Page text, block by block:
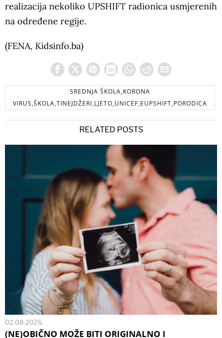
realizacija nekoliko UPSHIFT radionica usmjerenih
na određene regije.
(FENA, Kidsinfo.ba)
SREDNJA ŠKOLA,KORONA
VIRUS,ŠKOLA,TINEJDŽERI,LJETO,UNICEF,EUPSHIFT,PORODICA
RELATED POSTS
02.08.2026.
(NE)OBIČNO MOŽE BITI ORIGINALNO I